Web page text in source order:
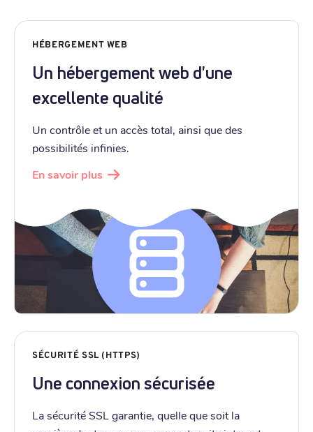
HÉBERGEMENT WEB
Un hébergement web d'une
excellente qualité
Un contrôle et un accès total, ainsi que des
possibilités infinies.
En savoir plus
SÉCURITÉ SSL (HTTPS)
Une connexion sécurisée
La sécurité SSL garantie, quelle que soit la